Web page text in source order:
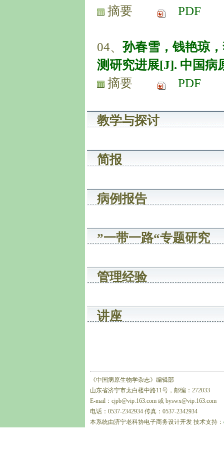
摘要
PDF
04、 孙春雪，钱艳琼
测研究进展[J]. 中国病
摘要
PDF
教学与探讨
简报
病例报告
”一带一路“专题研究
管理经验
讲座
《中国病原生物学杂志》编辑部
山东省济宁市太白楼中路11号，邮编：272033
E-mail：cjpb@vip.163.com 或 byswx@vip.163.com
电话：0537-2342934 传真：0537-2342934
本系统由济宁老科协电子商务设计开发 技术支持：